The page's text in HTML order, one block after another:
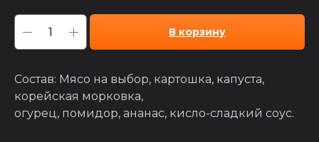
В корзину
Состав: Мясо на выбор, картошка, капуста,
корейская морковка,
огурец, помидор, ананас, кисло-сладкий соус.